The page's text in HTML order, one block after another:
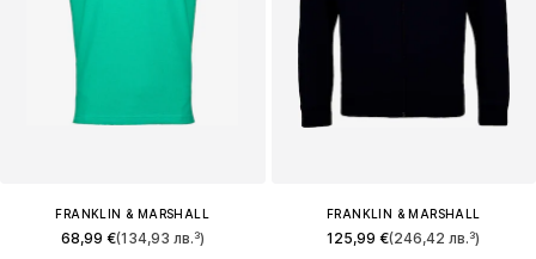
FRANKLIN & MARSHALL
68,99 €(134,93 лв.³)
FRANKLIN & MARSHALL
125,99 €(246,42 лв.³)